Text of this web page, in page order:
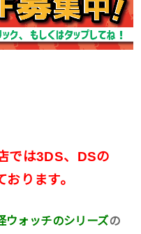
では3DS、DSの
ります。
ウォッチのシリーズの